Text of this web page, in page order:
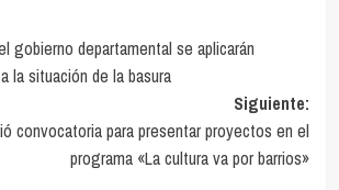
gobierno departamental se aplicarán
la situación de la basura
Siguiente:
convocatoria para presentar proyectos en el
programa «La cultura va por barrios»